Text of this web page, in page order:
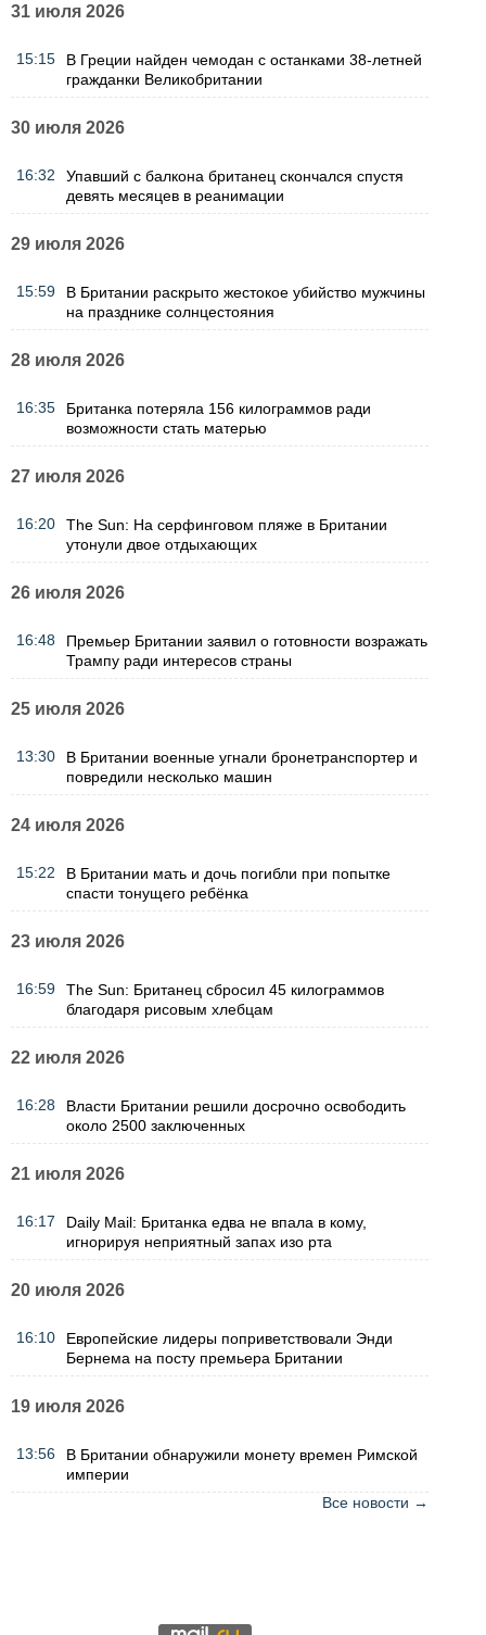
31 июля 2026
15:15
В Греции найден чемодан с останками 38-летней
гражданки Великобритании
30 июля 2026
16:32
Упавший с балкона британец скончался спустя
девять месяцев в реанимации
29 июля 2026
15:59
В Британии раскрыто жестокое убийство мужчины
на празднике солнцестояния
28 июля 2026
16:35
Британка потеряла 156 килограммов ради
возможности стать матерью
27 июля 2026
16:20
The Sun: На серфинговом пляже в Британии
утонули двое отдыхающих
26 июля 2026
16:48
Премьер Британии заявил о готовности возражать
Трампу ради интересов страны
25 июля 2026
13:30
В Британии военные угнали бронетранспортер и
повредили несколько машин
24 июля 2026
15:22
В Британии мать и дочь погибли при попытке
спасти тонущего ребёнка
23 июля 2026
16:59
The Sun: Британец сбросил 45 килограммов
благодаря рисовым хлебцам
22 июля 2026
16:28
Власти Британии решили досрочно освободить
около 2500 заключенных
21 июля 2026
16:17
Daily Mail: Британка едва не впала в кому,
игнорируя неприятный запах изо рта
20 июля 2026
16:10
Европейские лидеры поприветствовали Энди
Бернема на посту премьера Британии
19 июля 2026
13:56
В Британии обнаружили монету времен Римской
империи
Все новости →